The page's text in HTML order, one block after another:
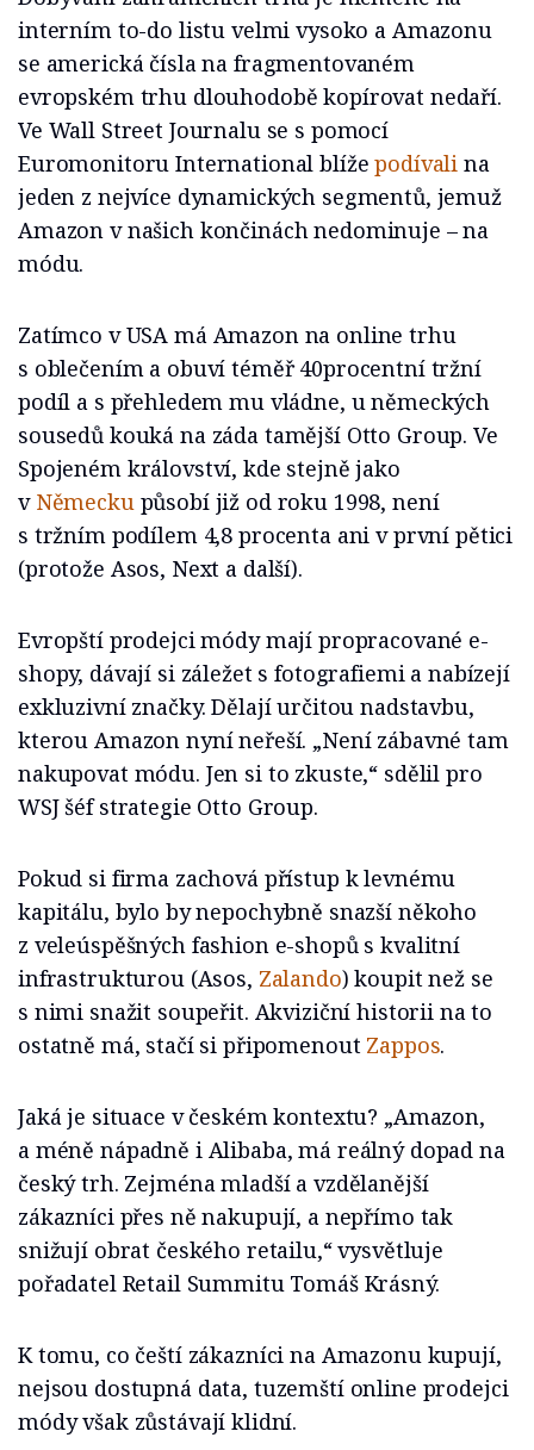
interním to-do listu velmi vysoko a Amazonu
se americká čísla na fragmentovaném
evropském trhu dlouhodobě kopírovat nedaří.
Ve Wall Street Journalu se s pomocí
Euromonitoru International blížepodívali na
jeden z nejvíce dynamických segmentů, jemuž
Amazon v našich končinách nedominuje – na
módu.
Zatímco v USA má Amazon na online trhu
s oblečením a obuví téměř 40procentní tržní
podíl a s přehledem mu vládne, u německých
sousedů kouká na záda tamější Otto Group. Ve
Spojeném království, kde stejně jako
v Německupůsobí již od roku 1998, není
s tržním podílem 4,8 procenta ani v první pětici
(protože Asos, Next a další).
Evropští prodejci módy mají propracované e-
shopy, dávají si záležet s fotografiemi a nabízejí
exkluzivní značky. Dělají určitou nadstavbu,
kterou Amazon nyní neřeší. „Není zábavné tam
nakupovat módu. Jen si to zkuste,“ sdělil pro
WSJ šéf strategie Otto Group.
Pokud si firma zachová přístup k levnému
kapitálu, bylo by nepochybně snazší někoho
z veleúspěšných fashion e-shopů s kvalitní
infrastrukturou (Asos, Zalando) koupit než se
s nimi snažit soupeřit. Akviziční historii na to
ostatně má, stačí si připomenout Zappos.
Jaká je situace v českém kontextu? „Amazon,
a méně nápadně i Alibaba, má reálný dopad na
český trh. Zejména mladší a vzdělanější
zákazníci přes ně nakupují, a nepřímo tak
snižují obrat českého retailu,“ vysvětluje
pořadatel Retail Summitu Tomáš Krásný.
K tomu, co čeští zákazníci na Amazonu kupují,
nejsou dostupná data, tuzemští online prodejci
módy však zůstávají klidní.